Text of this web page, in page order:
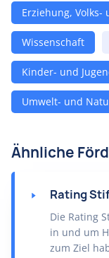
Erziehung,
Wissenschaft
Kinder- und
Umwelt- und
Ähnliche
Rating
Die Rating
in und um
zum Ziel